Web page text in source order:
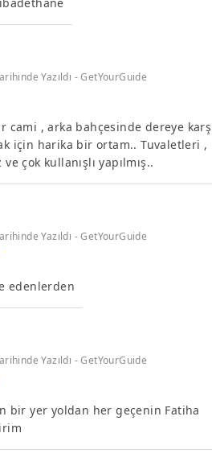
Yazıldı - GetYourGuide
cami , arka bahçesinde dereye
için harika bir ortam.. Tuvaletleri ,
çok kullanışlı yapılmış..
Yazıldı - GetYourGuide
edenlerden
Yazıldı - GetYourGuide
bir yer yoldan her geçenin Fatiha